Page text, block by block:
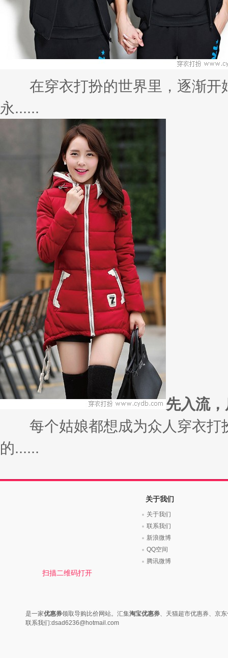
在穿衣打扮的世界里，逐渐开
永......
先入流
每个姑娘都想成为众人穿衣打
的......
扫描二维码打开
关于我们
关于我们
联系我们
新浪微博
QQ空间
腾讯微博
是一家优惠券领取导购比价网站。汇集淘宝优惠券、天猫超市优惠券、京
联系我们:dsad6236@hotmail.com